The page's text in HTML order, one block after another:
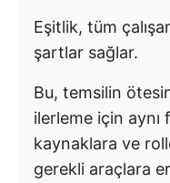
Eşitlik, tüm
şartlar sağlar.
Bu, temsilin
ilerleme için aynı
kaynaklara ve
gerekli araçlara